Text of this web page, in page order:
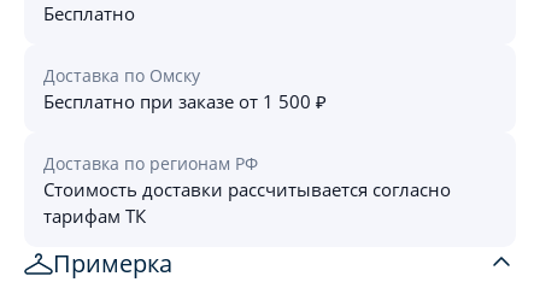
Бесплатно
Доставка по Омску
Бесплатно при заказе от 1 500 ₽
Доставка по регионам РФ
Стоимость доставки рассчитывается согласно
тарифам ТК
Примерка